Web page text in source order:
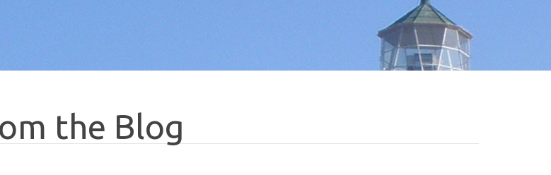
the Blog